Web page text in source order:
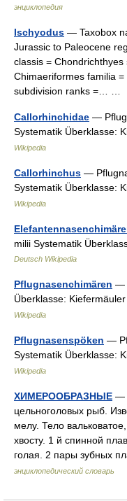
энциклопедия
Ischyodus — Taxobox
Jurassic to Paleocene
classis =
Chimaeriformes familia
subdivision ranks =… …
Callorhinchidae —
Systematik Überklasse:
Wikipedia
Callorhinchus —
Systematik Überklasse:
Wikipedia
milii Systematik
Deutsch Wikipedia
Pflugnasenchimären —
Überklasse:
Wikipedia
Pflugnasenspöken —
Systematik Überklasse:
Wikipedia
ХИМЕРООБРАЗНЫЕ —
цельноголовых рыб.
мелу. Тело
хвосту. 1 й спинной
голая. 2 пары зубных
энциклопедический словарь